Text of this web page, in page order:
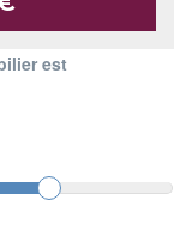
est